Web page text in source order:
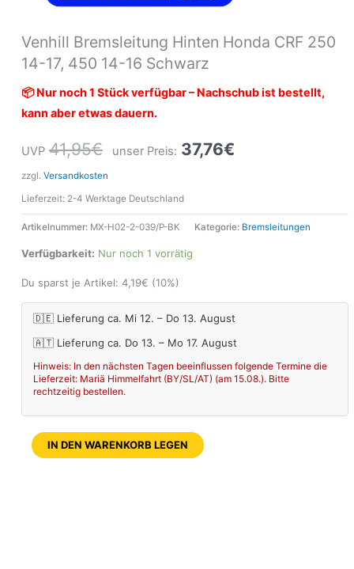
Venhill Bremsleitung Hinten Honda CRF 250
14-17, 450 14-16 Schwarz
📦 Nur noch 1 Stück verfügbar – Nachschub ist bestellt,
kann aber etwas dauern.
UVP 41,95€ unser Preis: 37,76€
zzgl. Versandkosten
Lieferzeit: 2-4 Werktage Deutschland
Artikelnummer: MX-H02-2-039/P-BK Kategorie: Bremsleitungen
Verfügbarkeit: Nur noch 1 vorrätig
Du sparst je Artikel: 4,19€ (10%)
🇩🇪 Lieferung ca. Mi 12. – Do 13. August
🇦🇹 Lieferung ca. Do 13. – Mo 17. August
Hinweis: In den nächsten Tagen beeinflussen folgende Termine die
Lieferzeit: Mariä Himmelfahrt (BY/SL/AT) (am 15.08.). Bitte
rechtzeitig bestellen.
IN DEN WARENKORB LEGEN